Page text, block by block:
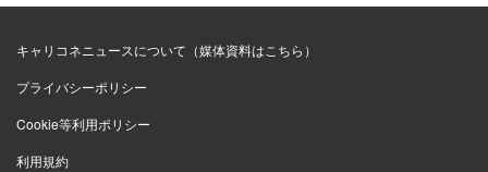
は必須と感じております。
「AIオンデマンド交通」サービス導入前の障
壁や不安
キャリコネニュースについて（媒体資料はこちら）
プライバシーポリシー
Cookie等利用ポリシー
利用規約